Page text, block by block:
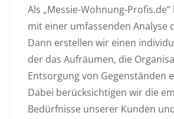
Als „Messie-Wohnung-
mit einer umfassenden Analyse
Dann erstellen wir einen
der das Aufräumen, die
Entsorgung von Gegenständen
Dabei berücksichtigen wir die
Bedürfnisse unserer Kunden